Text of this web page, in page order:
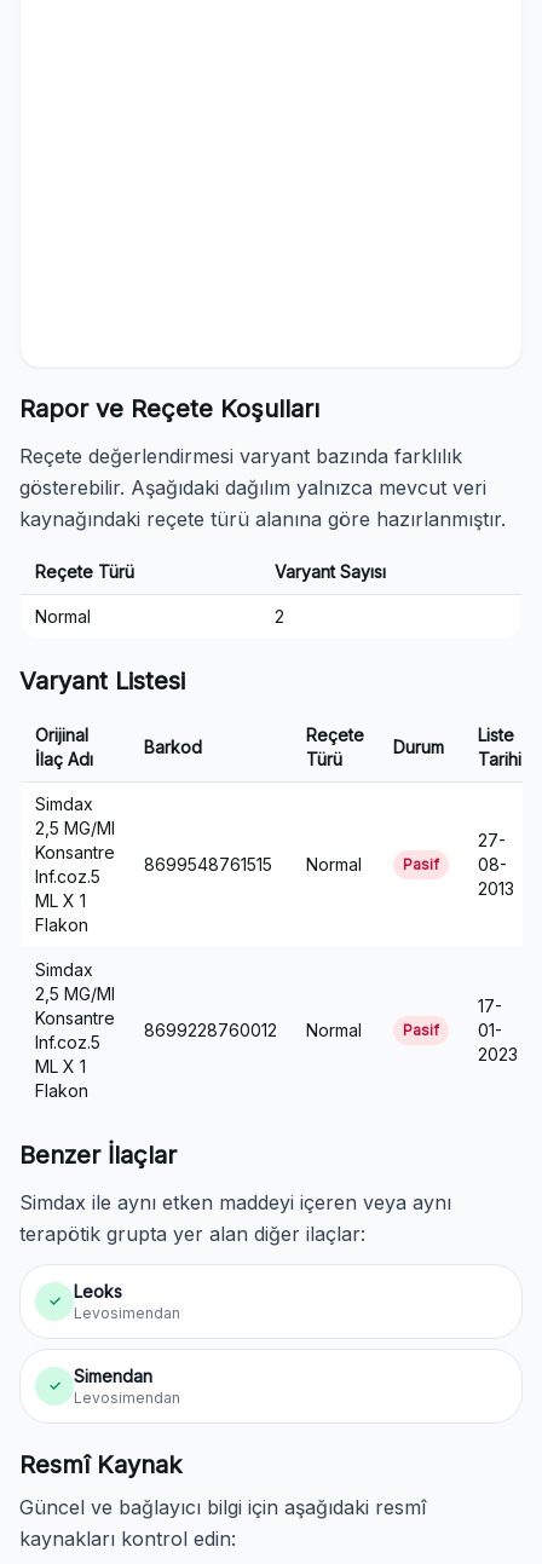
Rapor ve Reçete Koşulları
Reçete değerlendirmesi varyant bazında farklılık
gösterebilir. Aşağıdaki dağılım yalnızca mevcut veri
kaynağındaki reçete türü alanına göre hazırlanmıştır.
Reçete Türü Varyant Sayısı
Normal 2
Varyant Listesi
Orijinal
İlaç Adı
Barkod
Reçete
Türü
Durum
Liste
Tarihi
Simdax
2,5 MG/Ml
Konsantre
Inf.coz.5
ML X 1
Flakon
8699548761515 Normal Pasif
27-
08-
2013
Simdax
2,5 MG/Ml
Konsantre
Inf.coz.5
ML X 1
Flakon
8699228760012 Normal Pasif
17-
01-
2023
Benzer İlaçlar
Simdax ile aynı etken maddeyi içeren veya aynı
terapötik grupta yer alan diğer ilaçlar:
✓ Leoks
Levosimendan
✓ Simendan
Levosimendan
Resmî Kaynak
Güncel ve bağlayıcı bilgi için aşağıdaki resmî
kaynakları kontrol edin: